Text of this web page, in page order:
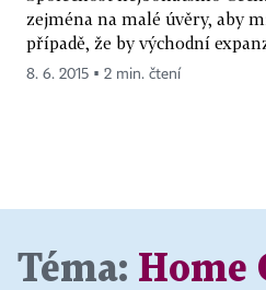
zejména na malé úvěry, aby
případě, že by východní
8. 6. 2015 ▪ 2 min. čtení
Téma: Home